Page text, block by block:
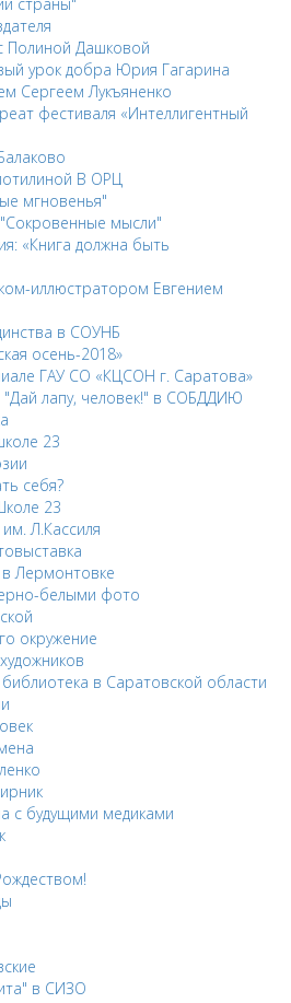
Полиной Дашковой
урок добра Юрия Гагарина
Сергеем Лукъяненко
фестиваля «Интеллигентный
В ОРЦ
мгновенья"
мысли"
«Книга должна быть
иллюстратором Евгением
в СОУНБ
осень-2018»
ГАУ СО «КЦСОН г. Саратова»
"Дай лапу, человек!" в СОБДДИЮ
23
себя?
23
Л.Кассиля
Лермонтовке
белыми фото
окружение
в Саратовской области
с будущими медиками
в СИЗО